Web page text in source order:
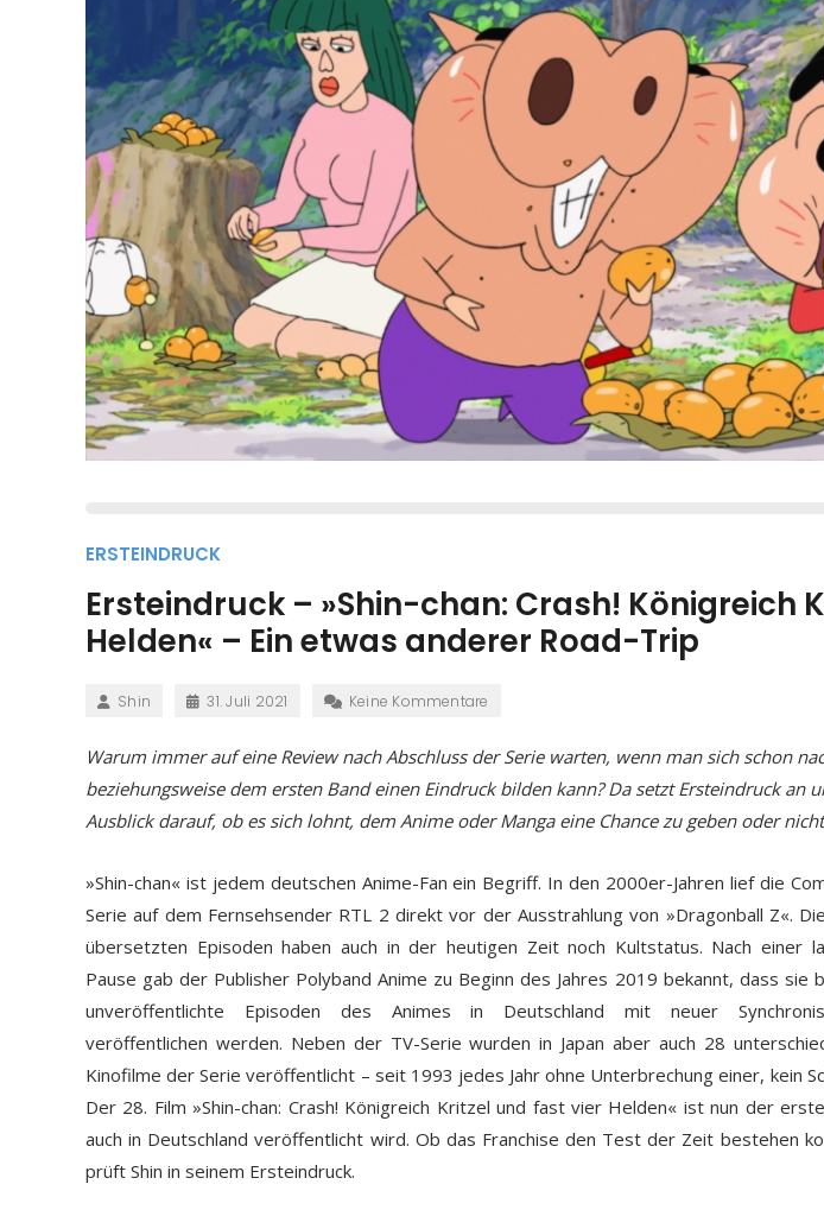
ERSTEINDRUCK
Ersteindruck – »Shin-chan: Crash! Königreich
Helden« – Ein etwas anderer Road-Trip
Shin 31. Juli 2021 Keine Kommentare
Warum immer auf eine Review nach Abschluss der Serie warten, wenn man sich schon
beziehungsweise dem ersten Band einen Eindruck bilden kann? Da setzt Ersteindruck an
Ausblick darauf, ob es sich lohnt, dem Anime oder Manga eine Chance zu geben oder
»Shin-chan« ist jedem deutschen Anime-Fan ein Begriff. In den 2000er-Jahren lief die
Serie auf dem Fernsehsender RTL 2 direkt vor der Ausstrahlung von »Dragonball Z«.
übersetzten Episoden haben auch in der heutigen Zeit noch Kultstatus. Nach einer
Pause gab der Publisher Polyband Anime zu Beginn des Jahres 2019 bekannt, dass sie
unveröffentlichte Episoden des Animes in Deutschland mit neuer
veröffentlichen werden. Neben der TV-Serie wurden in Japan aber auch 28
Kinofilme der Serie veröffentlicht – seit 1993 jedes Jahr ohne Unterbrechung einer, kein
Der 28. Film »Shin-chan: Crash! Königreich Kritzel und fast vier Helden« ist nun der
auch in Deutschland veröffentlicht wird. Ob das Franchise den Test der Zeit bestehen
prüft Shin in seinem Ersteindruck.